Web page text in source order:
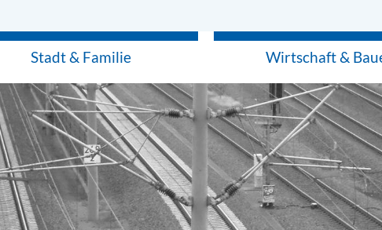
Stadt & Familie Wirtschaft &